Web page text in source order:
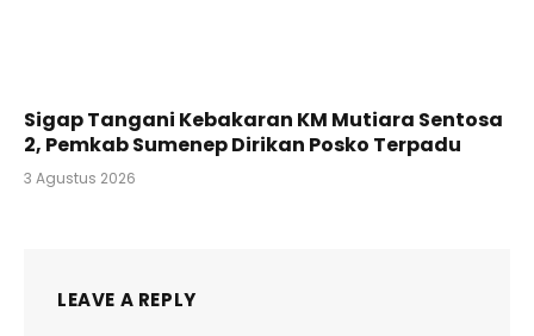
Sigap Tangani Kebakaran KM Mutiara Sentosa
2, Pemkab Sumenep Dirikan Posko Terpadu
3 Agustus 2026
LEAVE A REPLY